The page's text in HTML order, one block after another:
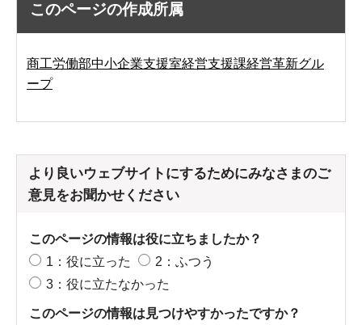
このページの作成所属
商工労働部中小企業支援室経営支援課経営革新グル
ープ
より良いウェブサイトにするためにみなさまのご
意見をお聞かせください
このページの情報は役に立ちましたか？
1：役に立った
2：ふつう
3：役に立たなかった
このページの情報は見つけやすかったですか？